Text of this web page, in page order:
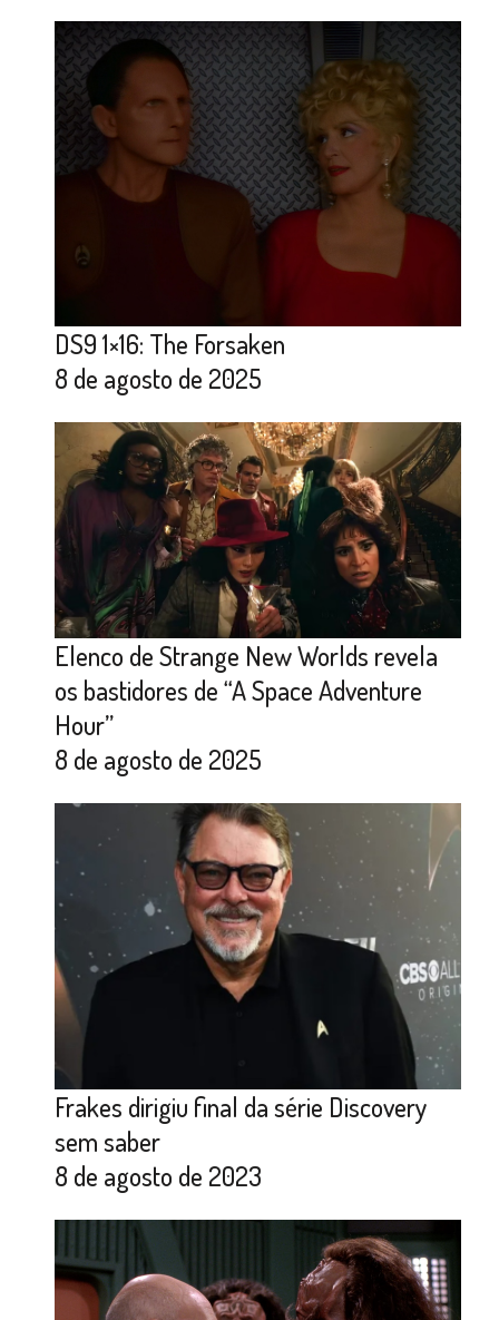
DS9 1×16: The Forsaken
8 de agosto de 2025
Elenco de Strange New Worlds revela
os bastidores de “A Space Adventure
Hour”
8 de agosto de 2025
Frakes dirigiu final da série Discovery
sem saber
8 de agosto de 2023